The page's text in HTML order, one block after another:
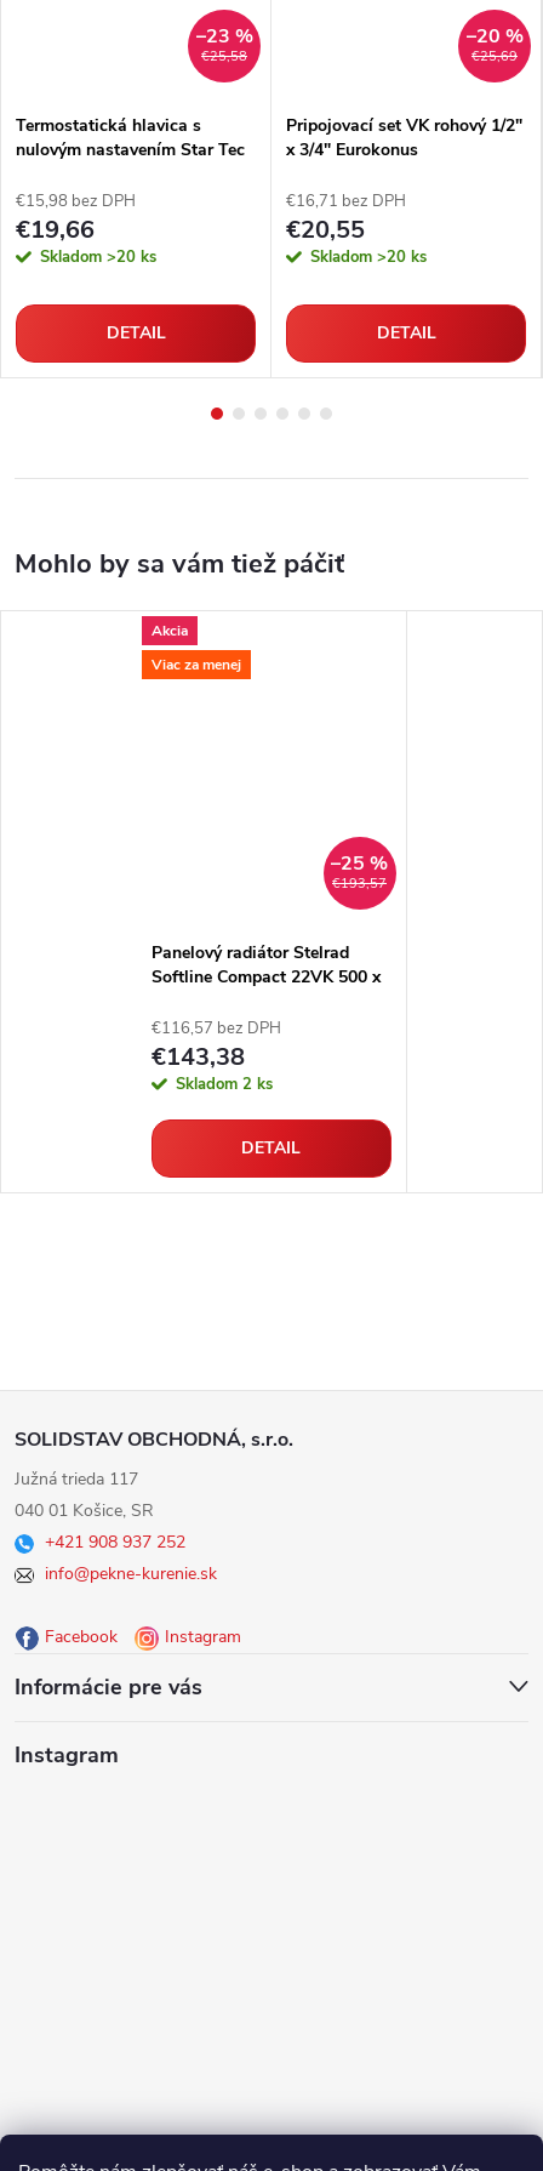
€25,58
–23 %
Termostatická hlavica s
nulovým nastavením Star Tec
€15,98 bez DPH
€19,66
Skladom >20 ks
DETAIL
€25,69
–20 %
Pripojovací set VK rohový 1/2"
x 3/4" Eurokonus
€16,71 bez DPH
€20,55
Skladom >20 ks
DETAIL
Akcia
Viac za menej
€193,57
–25 %
Panelový radiátor Stelrad
Softline Compact 22VK 500 x
€116,57 bez DPH
€143,38
Skladom 2 ks
DETAIL
Z
á
p
ä
e
SOLIDSTAV OBCHODNÁ, s.r.o.
Južná trieda 117
040 01 Košice, SR
+421 908 937 252
info@pekne-kurenie.sk
Facebook Instagram
Informácie pre vás
Instagram